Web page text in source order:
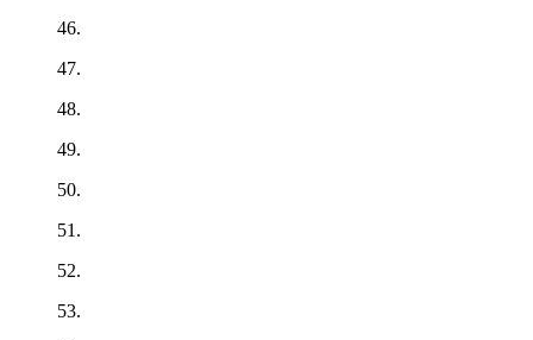
46.
47.
48.
49.
50.
51.
52.
53.